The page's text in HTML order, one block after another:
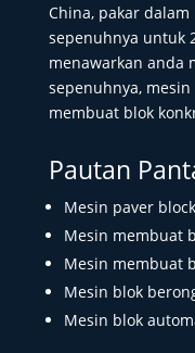
China, pakar
sepenuhnya untuk
menawarkan anda
sepenuhnya,
membuat blok
Pautan
Mesin paver block
Mesin membuat
Mesin membuat
Mesin blok
Mesin blok